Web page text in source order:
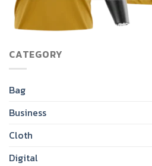
CATEGORY
Bag
Business
Cloth
Digital